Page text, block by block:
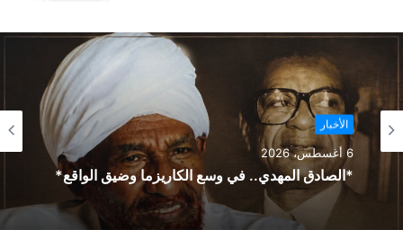
الأخبار
6 أغسطس، 2026
*الصادق المهدي.. في وسع الكاريزما وضيق الواقع*